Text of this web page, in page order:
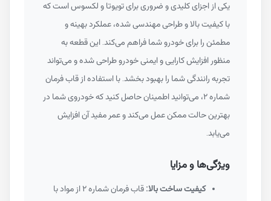
یکی از اجزای کلیدی و ضروری برای تویوتا و لکسوس است که
با کیفیت بالا و طراحی مهندسی شده، عملکرد بهینه و
مطمئن را برای خودرو شما فراهم می‌کند. این قطعه به
منظور افزایش کارایی و ایمنی خودرو طراحی شده و می‌تواند
تجربه رانندگی شما را بهبود بخشد. با استفاده از قاب فرمان
شماره ۲، می‌توانید اطمینان حاصل کنید که خودروی شما در
بهترین حالت ممکن عمل می‌کند و عمر مفید آن افزایش
می‌یابد.
ویژگی‌ها و مزایا
کیفیت ساخت بالا:
قاب فرمان شماره ۲ از مواد با